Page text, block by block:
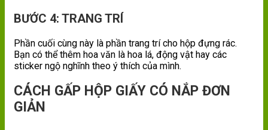
BƯỚC 4: TRANG TRÍ
Phần cuối cùng này là phần trang trí cho hộp đựng rác.
Bạn có thể thêm hoa văn là hoa lá, động vật hay các
sticker ngộ nghĩnh theo ý thích của mình.
CÁCH GẤP HỘP GIẤY CÓ NẮP ĐƠN
GIẢN